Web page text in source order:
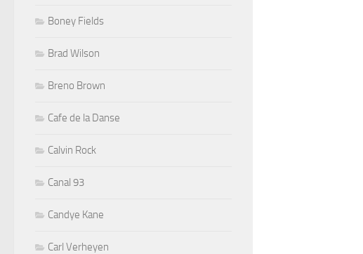
Boney Fields
Brad Wilson
Breno Brown
Cafe de la Danse
Calvin Rock
Canal 93
Candye Kane
Carl Verheyen